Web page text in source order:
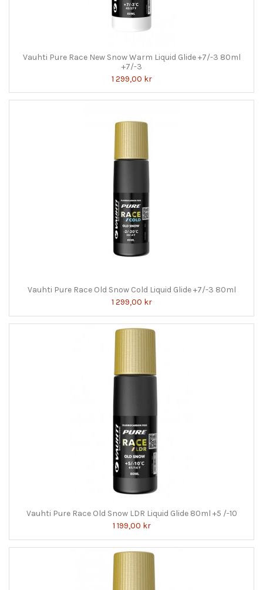
Vauhti Pure Race New Snow Warm Liquid Glide +7/-3 80ml
+7/-3
1 299,00 kr
Vauhti Pure Race Old Snow Cold Liquid Glide +7/-3 80ml
1 299,00 kr
Vauhti Pure Race Old Snow LDR Liquid Glide 80ml +5 /-10
1 199,00 kr